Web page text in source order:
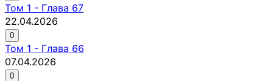
Том 1 - Глава 67
22.04.2026
0
Том 1 - Глава 66
07.04.2026
0